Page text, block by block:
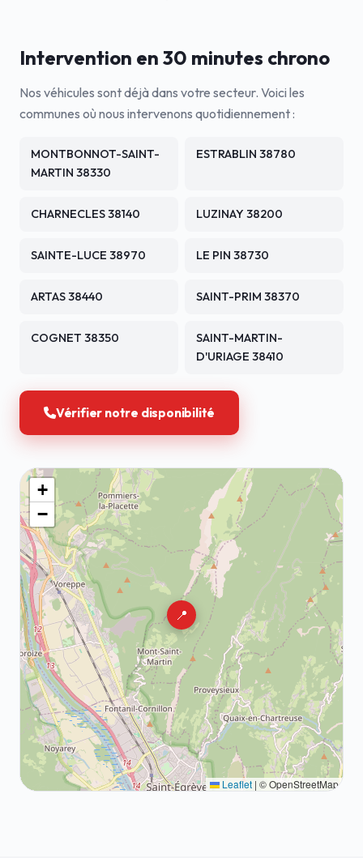
Intervention en 30 minutes chrono
Nos véhicules sont déjà dans votre secteur. Voici les
communes où nous intervenons quotidiennement :
MONTBONNOT-SAINT-
MARTIN 38330
ESTRABLIN 38780
CHARNECLES 38140 LUZINAY 38200
SAINTE-LUCE 38970 LE PIN 38730
ARTAS 38440 SAINT-PRIM 38370
COGNET 38350
SAINT-MARTIN-
D'URIAGE 38410
Vérifier notre disponibilité
📍
+
−
Leaflet | © OpenStreetMap